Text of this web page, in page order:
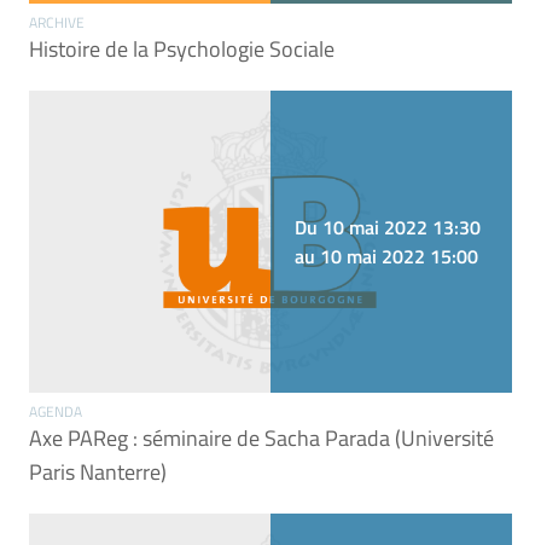
ARCHIVE
Histoire de la Psychologie Sociale
Du 10 mai 2022 13:30
au 10 mai 2022 15:00
AGENDA
Axe PAReg : séminaire de Sacha Parada (Université
Paris Nanterre)